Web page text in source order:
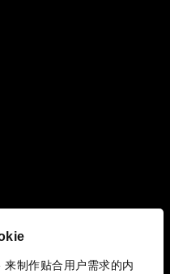
制作贴合用户需求的内